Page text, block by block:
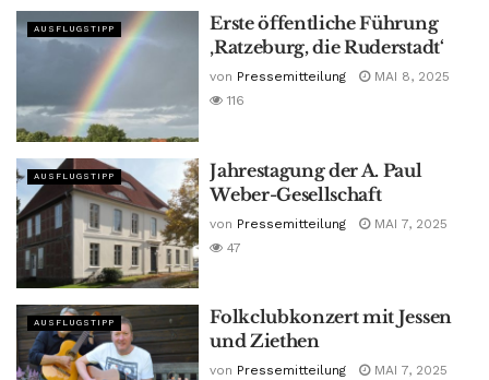
AUSFLUGSTIPP
Erste öffentliche Führung
‚Ratzeburg, die Ruderstadt‘
von Pressemitteilung
MAI 8, 2025
116
AUSFLUGSTIPP
Jahrestagung der A. Paul
Weber-Gesellschaft
von Pressemitteilung
MAI 7, 2025
47
AUSFLUGSTIPP
Folkclubkonzert mit Jessen
und Ziethen
von Pressemitteilung
MAI 7, 2025